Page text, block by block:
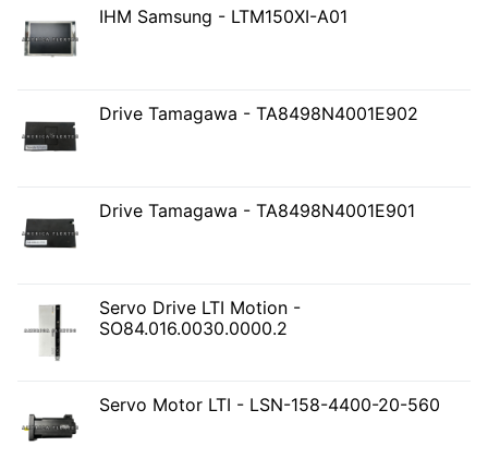
IHM Samsung - LTM150XI-A01
Drive Tamagawa - TA8498N4001E902
Drive Tamagawa - TA8498N4001E901
Servo Drive LTI Motion -
SO84.016.0030.0000.2
Servo Motor LTI - LSN-158-4400-20-560